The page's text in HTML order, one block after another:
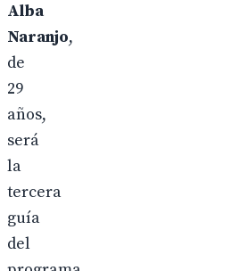
Alba
Naranjo,
de
29
años,
será
la
tercera
guía
del